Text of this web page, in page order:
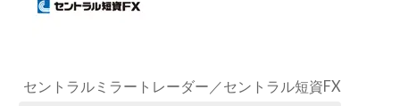
セントラルミラートレーダー／セントラル短資FX